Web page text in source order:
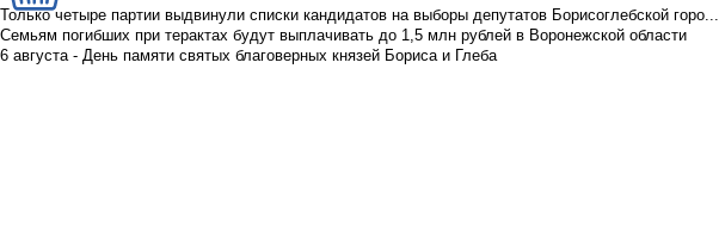
Только четыре партии выдвинули списки кандидатов на выборы депутатов Борисоглебской горо...
Семьям погибших при терактах будут выплачивать до 1,5 млн рублей в Воронежской области
6 августа - День памяти святых благоверных князей Бориса и Глеба